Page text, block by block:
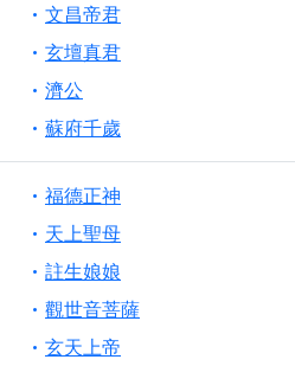
文昌帝君
玄壇真君
濟公
蘇府千歲
福德正神
天上聖母
註生娘娘
觀世音菩薩
玄天上帝